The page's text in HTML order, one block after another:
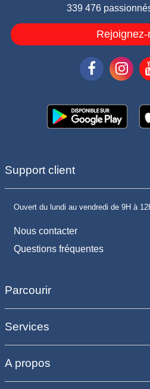
339 476
Rejoignez-
Support client
Ouvert du lundi au vendredi de 9H à
Nous contacter
Questions fréquentes
Parcourir
Services
A propos